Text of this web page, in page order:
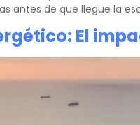
antes de que llegue la
El